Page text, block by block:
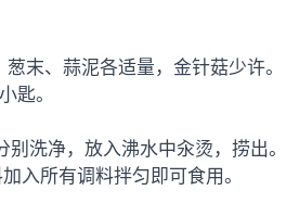
末、蒜泥各适量，金针菇少许。
匙。
别洗净，放入沸水中汆烫，捞出。
入所有调料拌匀即可食用。